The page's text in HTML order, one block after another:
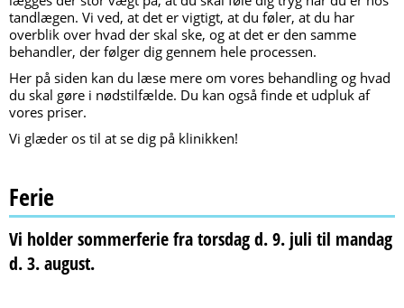
tandlægen. Vi ved, at det er vigtigt, at du føler, at du har
overblik over hvad der skal ske, og at det er den samme
behandler, der følger dig gennem hele processen.
Her på siden kan du læse mere om vores behandling og hvad
du skal gøre i nødstilfælde. Du kan også finde et udpluk af
vores priser.
Vi glæder os til at se dig på klinikken!
Ferie
Vi holder sommerferie fra torsdag d. 9. juli til mandag
d. 3. august.